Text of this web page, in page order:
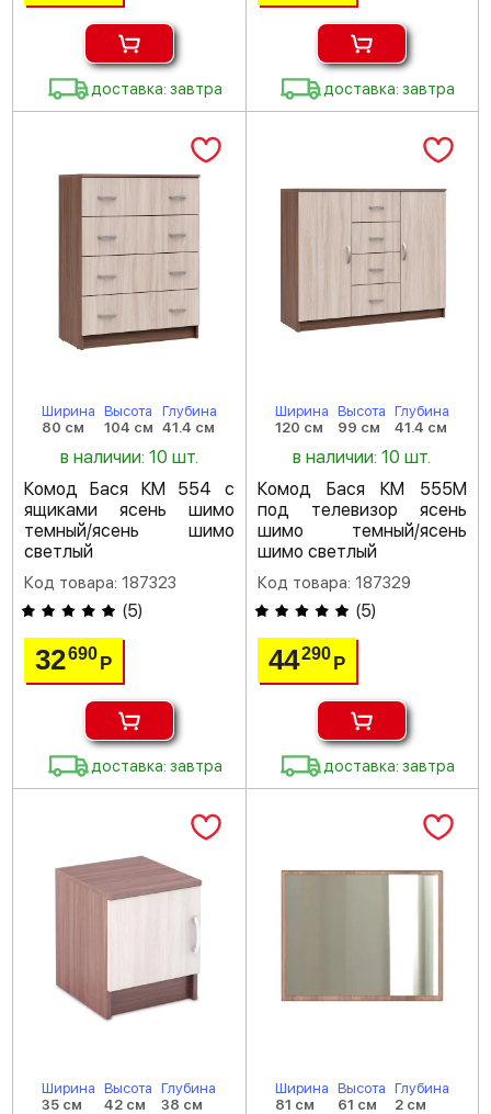
доставка: завтра доставка: завтра
Ширина
80 см
Высота
104 см
Глубина
41.4 см
в наличии: 10 шт.
Комод Бася КМ 554 с
ящиками ясень шимо
темный/ясень шимо
светлый
Код товара: 187323
(5)
32690Р
доставка: завтра
Ширина
120 см
Высота
99 см
Глубина
41.4 см
в наличии: 10 шт.
Комод Бася КМ 555М
под телевизор ясень
шимо темный/ясень
шимо светлый
Код товара: 187329
(5)
44290 Р
доставка: завтра
Ширина
35 см
Высота
42 см
Глубина
38 см
Ширина
81 см
Высота
61 см
Глубина
2 см